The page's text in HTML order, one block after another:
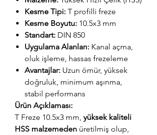
Kesme Tipi: T profilli freze
Kesme Boyutu: 10.5x3 mm
Standart: DIN 850
Uygulama Alanları: Kanal açma,
oluk işleme, hassas frezeleme
Avantajlar: Uzun ömür, yüksek
doğruluk, minimum aşınma,
stabil performans
Ürün Açıklaması:
T Freze 10.5x3 mm, yüksek kaliteli
HSS malzemeden üretilmiş olup,